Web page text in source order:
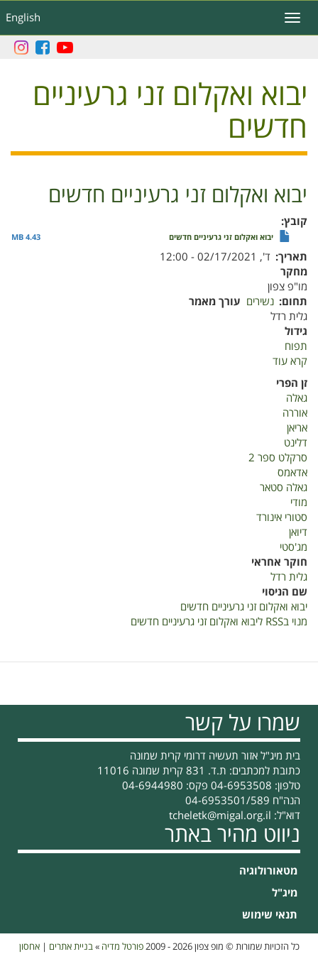
לתוכן
העיקרי
English
Toggle
navigation
יבוא ואקלום זני גרעיניים
חדשים
יבוא ואקלום זני גרעיניים חדשים
קובץ
יבוא ואקלום זני גרעיניים חדשים 4.43 MB
תאריך ד', 02/17/2021 - 12:00
מחקר
מו"פ צפון
תחום נשירים עורך מאמר
גלית רדל
גידול
תפוח
קרא עוד
זן הפרי
גאלה
אוררה
אריאן
דלינט
סרקלט ספר 2
אדאמס
גאלה סטאר
מודי
סטורי אינורד
דיואן
מג'סטי
חוקר אחראי
גלית רדל
שם הניסוי
יבוא ואקלום זני גרעיניים חדשים
מנוי בRSS ליבוא ואקלום זני גרעיניים חדשים
שמרו על קשר
בית מיג"ל אזור תעשיה דרומי קרית שמונה
כתובת למכתבים: ת.ד. 831 קרית שמונה 11016
טלפון: 04-6953508 פקס: 04-6944980
הנה"ח 04-6953501/589
דוא"ל: tcheletk@migal.org.il
ניווט מהיר באתר
מטאורולוגיה
מיג"ל
תנאי שימוש
כל הזכויות שמורות © מופ צפון 2026 - 2009 פורטל מדיה »בניית אתרים |אחסון